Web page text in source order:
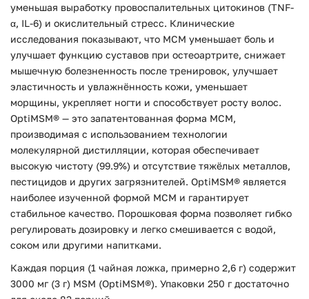
уменьшая выработку провоспалительных цитокинов (TNF-
α, IL-6) и окислительный стресс. Клинические
исследования показывают, что МСМ уменьшает боль и
улучшает функцию суставов при остеоартрите, снижает
мышечную болезненность после тренировок, улучшает
эластичность и увлажнённость кожи, уменьшает
морщины, укрепляет ногти и способствует росту волос.
OptiMSM® — это запатентованная форма МСМ,
производимая с использованием технологии
молекулярной дистилляции, которая обеспечивает
высокую чистоту (99.9%) и отсутствие тяжёлых металлов,
пестицидов и других загрязнителей. OptiMSM® является
наиболее изученной формой МСМ и гарантирует
стабильное качество. Порошковая форма позволяет гибко
регулировать дозировку и легко смешивается с водой,
соком или другими напитками.
Каждая порция (1 чайная ложка, примерно 2,6 г) содержит
3000 мг (3 г) MSM (OptiMSM®). Упаковки 250 г достаточно